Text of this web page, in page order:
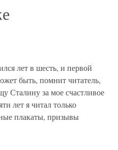
лет в шесть, и первой
быть, помнит читатель,
Сталину за мое счастливое
лет я читал только
плакаты, призывы